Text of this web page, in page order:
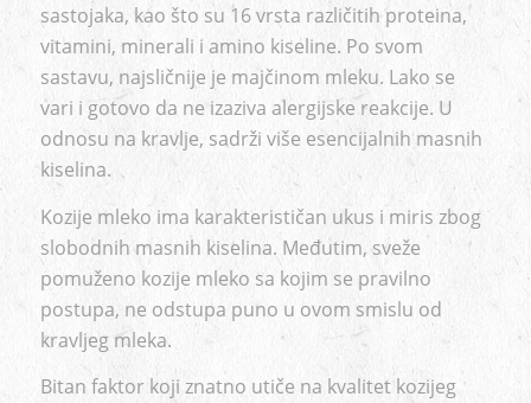
sastojaka, kao što su 16 vrsta različitih proteina,
vitamini, minerali i amino kiseline. Po svom
sastavu, najsličnije je majčinom mleku. Lako se
vari i gotovo da ne izaziva alergijske reakcije. U
odnosu na kravlje, sadrži više esencijalnih masnih
kiselina.
Kozije mleko ima karakterističan ukus i miris zbog
slobodnih masnih kiselina. Međutim, sveže
pomuženo kozije mleko sa kojim se pravilno
postupa, ne odstupa puno u ovom smislu od
kravljeg mleka.
Bitan faktor koji znatno utiče na kvalitet kozijeg